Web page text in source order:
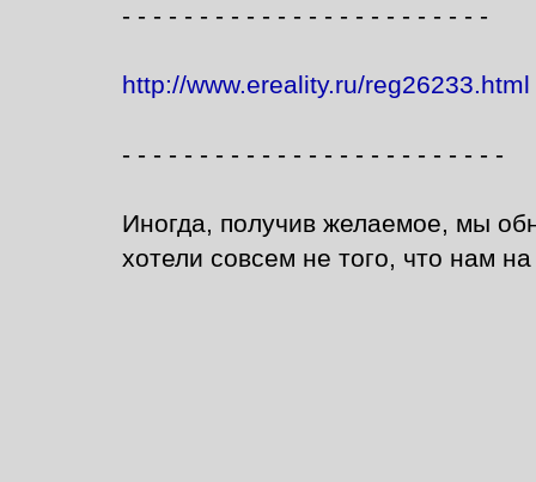
- - - - - - - - - - - - - - - - - - - - - - - -
http://www.ereality.ru/reg26233.html
- - - - - - - - - - - - - - - - - - - - - - - - -
Иногда, получив желаемое, мы
хотели совсем не того, что нам